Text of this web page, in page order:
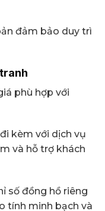
đảm bảo duy trì
phù hợp với
kèm với dịch vụ
và hỗ trợ khách
số đồng hồ riêng
tính minh bạch và